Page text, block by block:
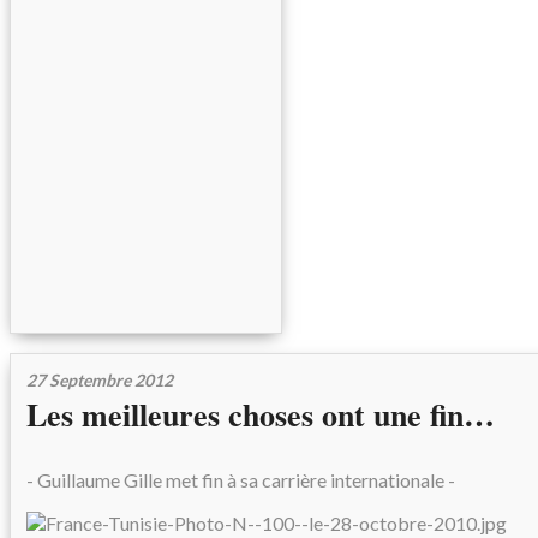
27 Septembre 2012
Les meilleures choses ont une fin…
- Guillaume Gille met fin à sa carrière internationale -